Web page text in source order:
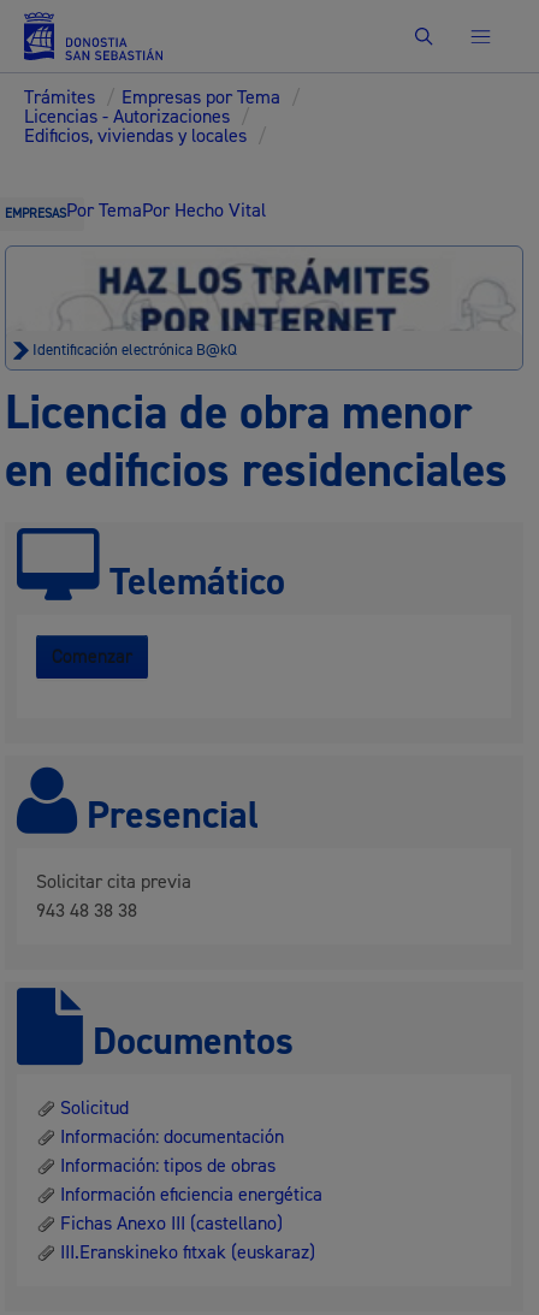
Buscar
Trámites / Empresas por Tema /
Licencias - Autorizaciones /
Edificios, viviendas y locales /
EMPRESASPor TemaPor Hecho Vital
Identificación electrónica B@kQ
Licencia de obra menor
en edificios residenciales
Telemático
Comenzar
Presencial
Solicitar cita previa
943 48 38 38
Documentos
Solicitud
Información: documentación
Información: tipos de obras
Información eficiencia energética
Fichas Anexo III (castellano)
III.Eranskineko fitxak (euskaraz)